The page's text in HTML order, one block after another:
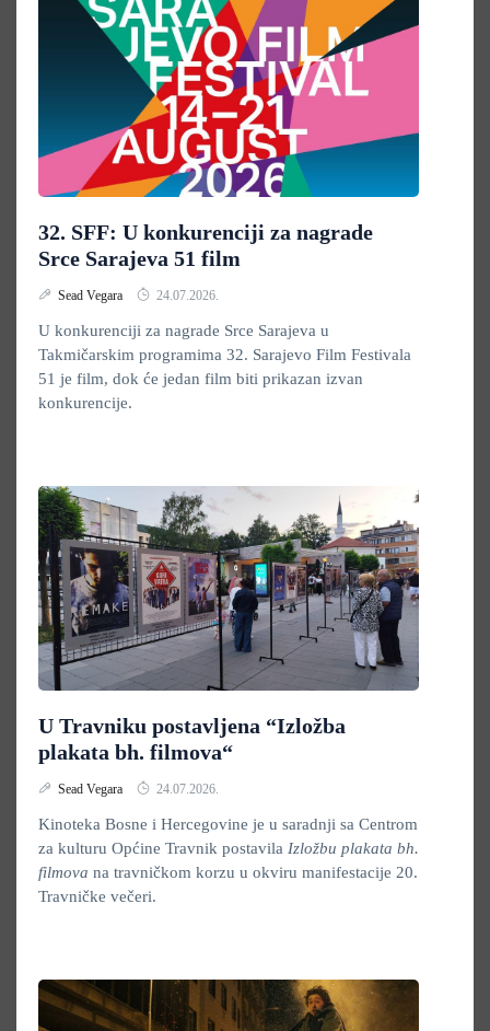
32. SFF: U konkurenciji za nagrade
Srce Sarajeva 51 film
Sead Vegara 24.07.2026.
U konkurenciji za nagrade Srce Sarajeva u
Takmičarskim programima 32. Sarajevo Film Festivala
51 je film, dok će jedan film biti prikazan izvan
konkurencije.
U Travniku postavljena “Izložba
plakata bh. filmova“
Sead Vegara 24.07.2026.
Kinoteka Bosne i Hercegovine je u saradnji sa Centrom
za kulturu Općine Travnik postavila Izložbu plakata bh.
filmova na travničkom korzu u okviru manifestacije 20.
Travničke večeri.